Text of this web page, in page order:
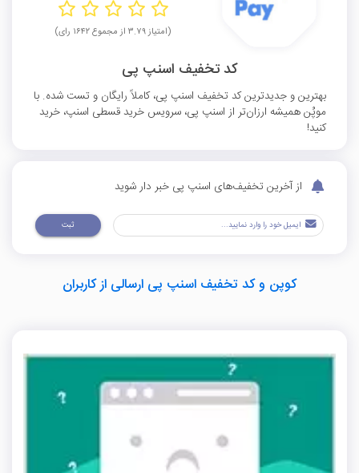
(امتیاز ۳.۷۹ از مجموع ۱۶۴۲ رای)
کد تخفیف اسنپ پی
بهترین و جدیدترین کد تخفیف اسنپ پی، کاملاً رایگان و تست شده. با
موپُن همیشه ارزان‌تر از اسنپ پی، سرویس خرید قسطی اسنپ، خرید
کنید!
از آخرین تخفیف‌های اسنپ پی خبر دار شوید
ثبت
کوپن و کد تخفیف اسنپ پی ارسالی از کاربران